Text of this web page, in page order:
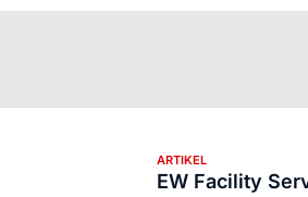
ARTIKEL
EW Facility